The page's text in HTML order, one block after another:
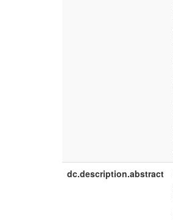
dc.description.abstract